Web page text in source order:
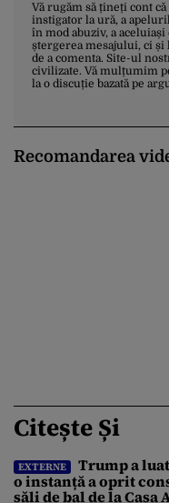
Vă rugăm să țineți cont
instigator la ură, a
în mod abuziv, a
ștergerea mesajului, ci și
de a comenta. Site-ul
civilizate. Vă mulțumim
la o discuție bazată pe
Recomandarea
Citește Și
EXTERNE
Trump a
o instanță a oprit
săli de bal de la Casa